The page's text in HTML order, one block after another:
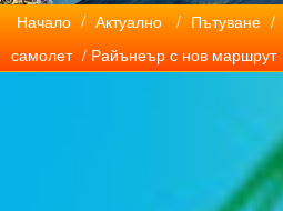
Начало / Актуално / Пътуване /
самолет / Райънеър с нов маршрут